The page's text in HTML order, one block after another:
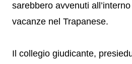
sarebbero avvenuti
vacanze nel Trapanese.
Il collegio giudicante,